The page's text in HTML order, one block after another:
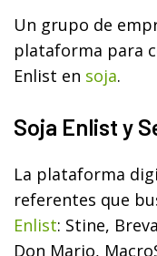
Un grupo de
plataforma para
Enlist en soja.
Soja Enlist y
La plataforma
referentes que
Enlist: Stine,
Don Mario,